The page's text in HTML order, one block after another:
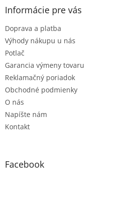
Informácie pre vás
Doprava a platba
Výhody nákupu u nás
Potlač
Garancia výmeny tovaru
Reklamačný poriadok
Obchodné podmienky
O nás
Napíšte nám
Kontakt
Facebook